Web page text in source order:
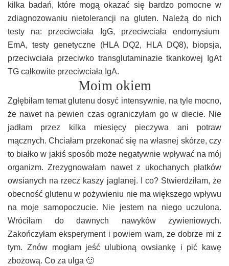
kilka badań, które mogą okazać się bardzo pomocne w
zdiagnozowaniu nietolerancji na gluten. Należą do nich
testy na: przeciwciała IgG, przeciwciała endomysium
EmA, testy genetyczne (HLA DQ2, HLA DQ8), biopsja,
przeciwciała przeciwko transglutaminazie tkankowej IgAt
TG całkowite przeciwciała IgA.
Moim okiem
Zgłębiłam temat glutenu dosyć intensywnie, na tyle mocno,
że nawet na pewien czas ograniczyłam go w diecie. Nie
jadłam przez kilka miesięcy pieczywa ani potraw
mącznych. Chciałam przekonać się na własnej skórze, czy
to białko w jakiś sposób może negatywnie wpływać na mój
organizm. Zrezygnowałam nawet z ukochanych płatków
owsianych na rzecz kaszy jaglanej. I co? Stwierdziłam, że
obecność glutenu w pożywieniu nie ma większego wpływu
na moje samopoczucie. Nie jestem na niego uczulona.
Wróciłam do dawnych nawyków żywieniowych.
Zakończyłam eksperyment i powiem wam, ze dobrze mi z
tym. Znów mogłam jeść ulubioną owsiankę i pić kawę
zbożową. Co za ulga 🙂